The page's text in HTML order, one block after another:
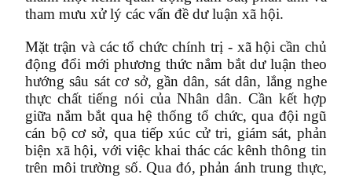
tham mưu xử lý các vấn đề dư luận xã hội.
Mặt trận và các tổ chức chính trị - xã hội cần chủ
động đổi mới phương thức nắm bắt dư luận theo
hướng sâu sát cơ sở, gần dân, sát dân, lắng nghe
thực chất tiếng nói của Nhân dân. Cần kết hợp
giữa nắm bắt qua hệ thống tổ chức, qua đội ngũ
cán bộ cơ sở, qua tiếp xúc cử tri, giám sát, phản
biện xã hội, với việc khai thác các kênh thông tin
trên môi trường số. Qua đó, phản ánh trung thực,